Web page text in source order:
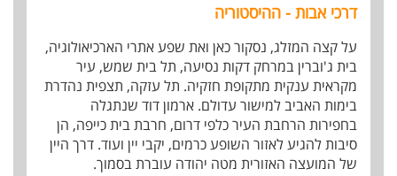
דרכי אבות - ההיסטוריה
על קצה המזלג, נסקור כאן ואת שפע אתרי הארכיאולוגיה,
בית ג'וברין במרחק דקות נסיעה, תל בית שמש, עיר
מקראית ענקית מתקופת חזקיה. תל עזקה, תצפית נהדרת
בימות האביב למישור עדולם. ארמון דוד שנתגלה
בחפירות הרחבת העיר כלפי דרום, חרבת בית כייפה, הן
סיבות להגיע לאזור השופע כרמים, יקבי יין ועוד. דרך היין
של המועצה האזורית מטה יהודה עוברת בסמוך.